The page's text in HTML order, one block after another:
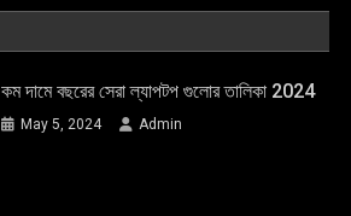
কম দামে বছরের সেরা ল্যাপটপ গুলোর তালিকা 2024
May 5, 2024 Admin